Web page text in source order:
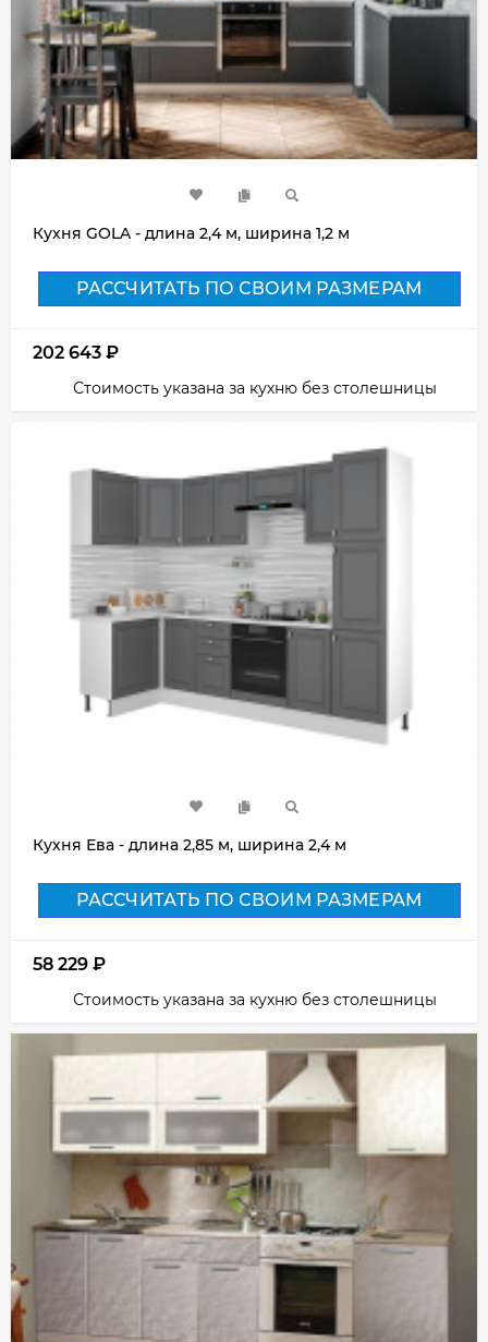
Кухня GOLA - длина 2,4 м, ширина 1,2 м
РАССЧИТАТЬ ПО СВОИМ РАЗМЕРАМ
202 643 ₽
Стоимость указана за кухню без столешницы
Кухня Ева - длина 2,85 м, ширина 2,4 м
РАССЧИТАТЬ ПО СВОИМ РАЗМЕРАМ
58 229 ₽
Стоимость указана за кухню без столешницы